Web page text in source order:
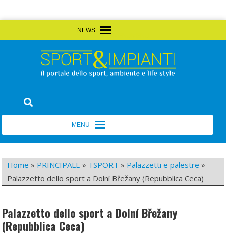
to
Sport&Impianti
Home » PRINCIPALE » TSPORT » Palazzetti e palestre »
Palazzetto dello sport a Dolní Břežany (Repubblica Ceca)
Palazzetto dello sport a Dolní Břežany
(Repubblica Ceca)